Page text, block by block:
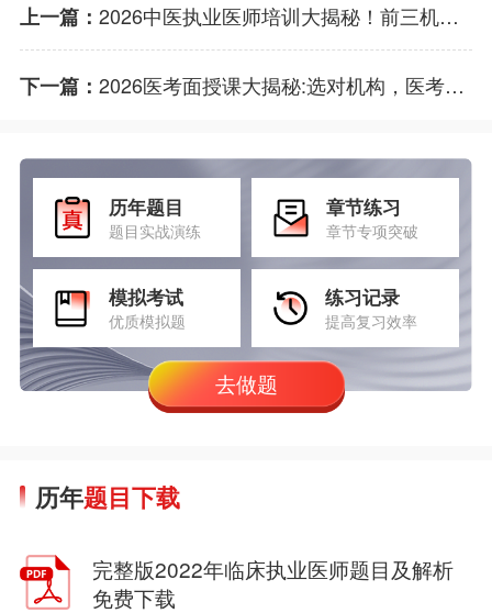
上一篇： 2026中医执业医师培训大揭秘！前三机构花落谁家？
下一篇： 2026医考面授课大揭秘:选对机构，医考之路不迷茫
历年题目
题目实战演练
章节练习
章节专项突破
模拟考试
优质模拟题
练习记录
提高复习效率
去做题
历年题目下载
完整版2022年临床执业医师题目及解析
免费下载